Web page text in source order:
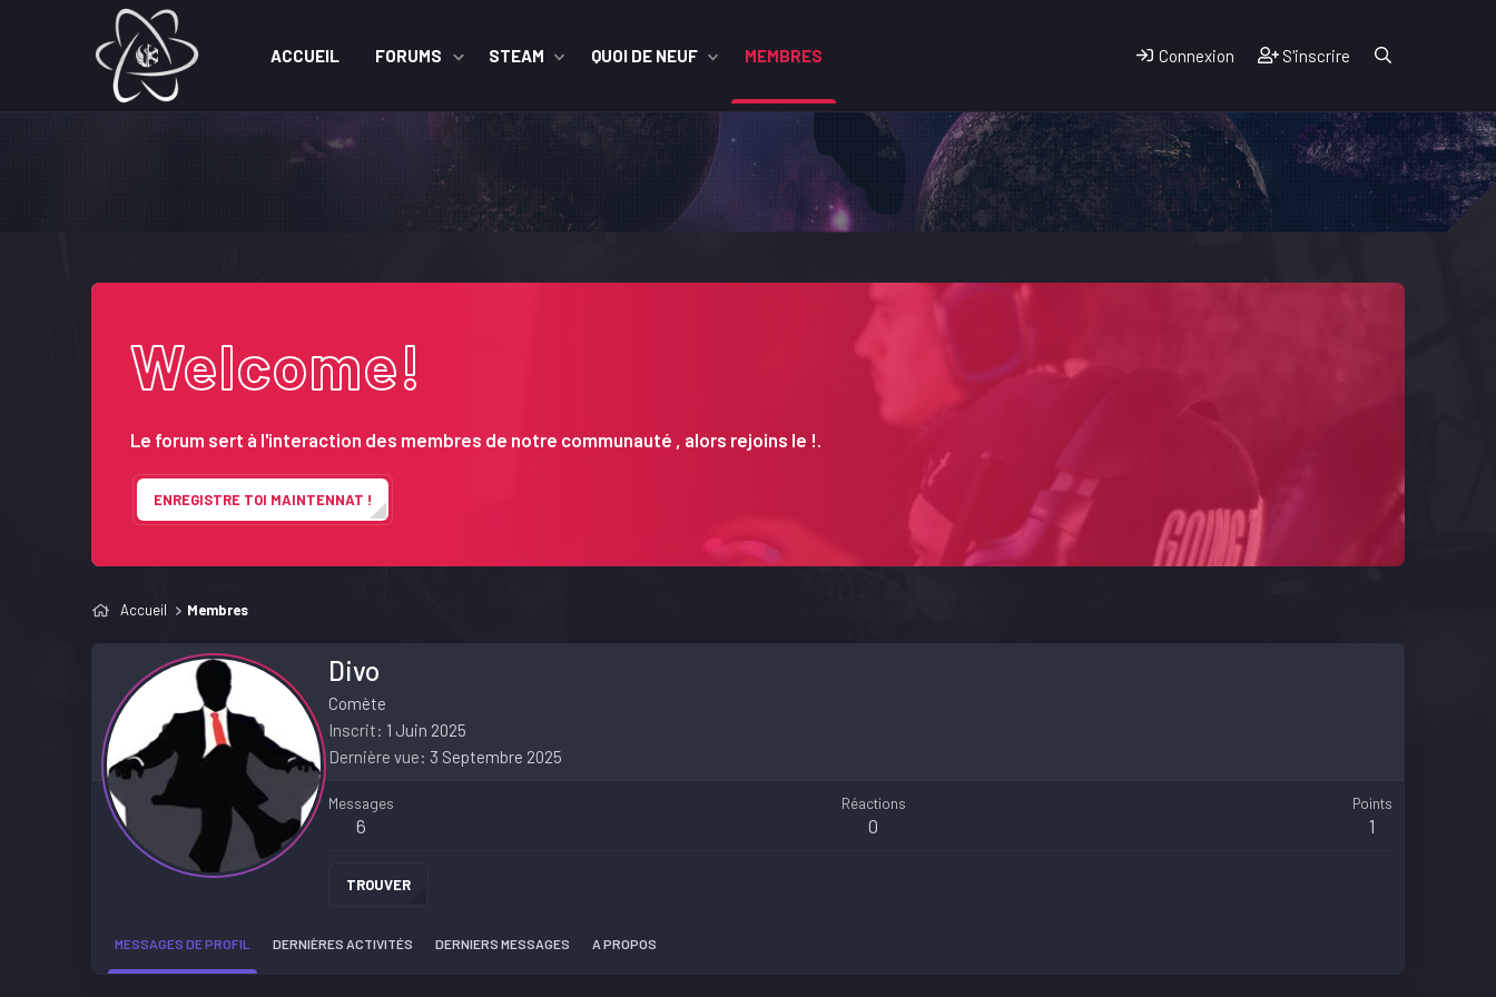
ACCUEIL FORUMS STEAM QUOI DE NEUF MEMBRES Connexion S'inscrire
Welcome!
Le forum sert à l'interaction des membres de notre communauté , alors rejoins le !.
ENREGISTRE TOI MAINTENNAT !
Accueil Membres
Divo
Comète
Inscrit
1 Juin 2025
Dernière vue
3 Septembre 2025
Messages
6
Réactions
0
Points
1
TROUVER
MESSAGES DE PROFIL DERNIÈRES ACTIVITÉS DERNIERS MESSAGES A PROPOS